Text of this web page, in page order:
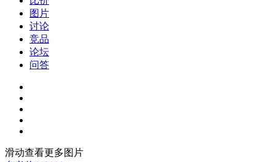
图片
讨论
竞品
论坛
问答
滑动查看更多图片